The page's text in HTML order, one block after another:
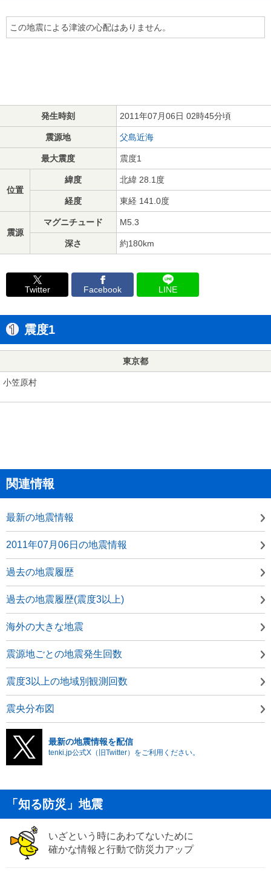
この地震による津波の心配はありません。
発生時刻 2011年07月06日 02時45分頃
震源地 父島近海
最大震度 震度1
位置
緯度 北緯 28.1度
経度 東経 141.0度
震源
マグニチュード M5.3
深さ 約180km
Twitter Facebook LINE
震度1
東京都
小笠原村
関連情報
最新の地震情報
2011年07月06日の地震情報
過去の地震履歴
過去の地震履歴(震度3以上)
海外の大きな地震
震源地ごとの地震発生回数
震度3以上の地域別観測回数
震央分布図
最新の地震情報を配信
tenki.jp公式X（旧Twitter）をご利用ください。
「知る防災」地震
いざという時にあわてないために
確かな情報と行動で防災力アップ